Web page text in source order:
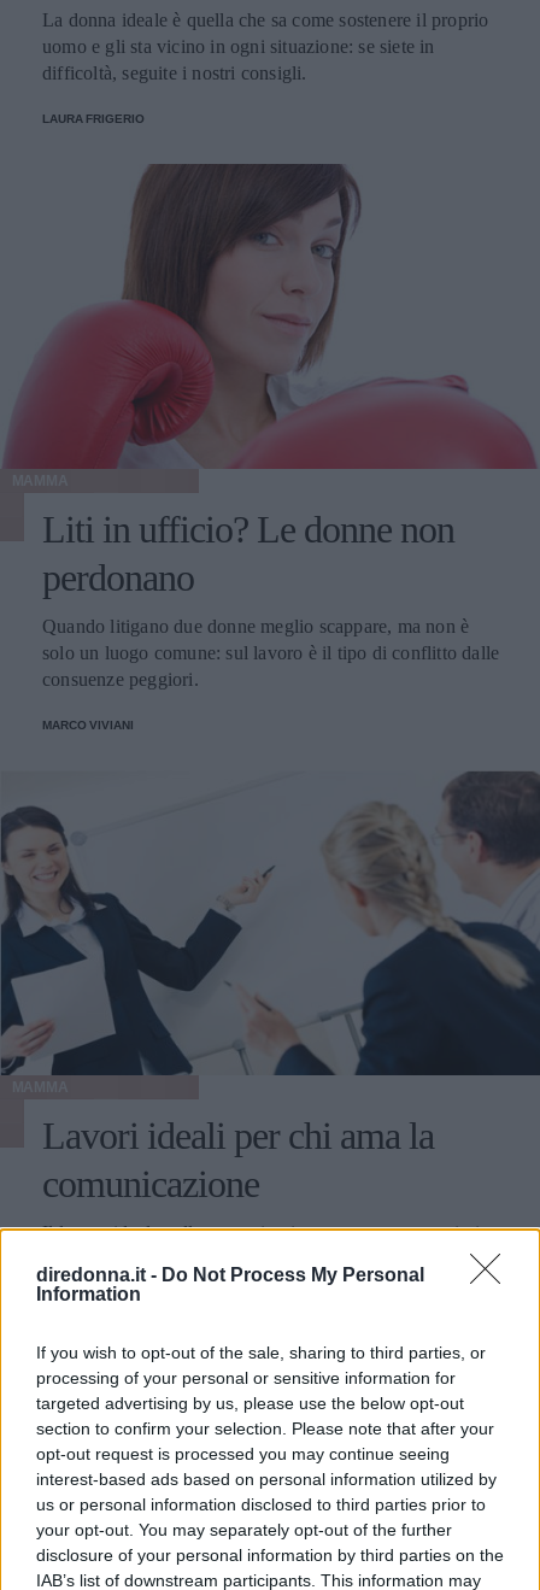
diredonna.it - Do Not Process My Personal
Information
If you wish to opt-out of the sale, sharing to third parties, or
processing of your personal or sensitive information for
targeted advertising by us, please use the below opt-out
section to confirm your selection. Please note that after your
opt-out request is processed you may continue seeing
interest-based ads based on personal information utilized by
us or personal information disclosed to third parties prior to
your opt-out. You may separately opt-out of the further
disclosure of your personal information by third parties on the
IAB’s list of downstream participants. This information may
La donna ideale è quella che sa come sostenere il proprio
uomo e gli sta vicino in ogni situazione: se siete in
difficoltà, seguite i nostri consigli.
LAURA FRIGERIO
Liti in ufficio? Le donne non
perdonano
Quando litigano due donne meglio scappare, ma non è
solo un luogo comune: sul lavoro è il tipo di conflitto dalle
consuenze peggiori.
MARCO VIVIANI
Lavori ideali per chi ama la
comunicazione
Il lavoro ideale nella comunicazione: ecco nove mestieri
VERONICA MONDELLI